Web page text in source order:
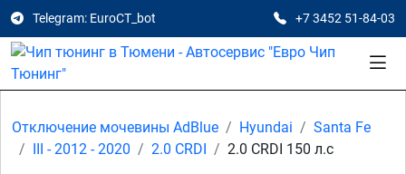
Telegram: EuroCT_bot +7 3452 51-84-03
Отключение мочевины AdBlue Hyundai
Santa Fe
III - 2012 - 2020
2.0 CRDI 2.0 CRDI 150 л.с